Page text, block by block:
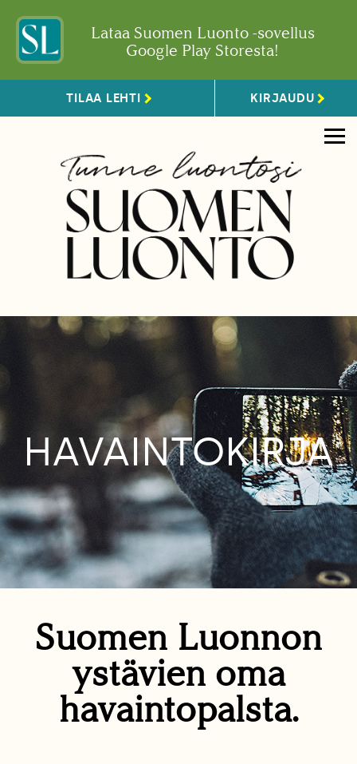
Lataa Suomen Luonto -sovellus
Google Play Storesta!
TILAA LEHTI KIRJAUDU
HAVAINTOKIRJA
Suomen Luonnon
ystävien oma
havaintopalsta.